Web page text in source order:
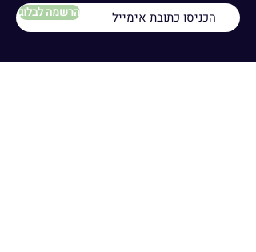
הרשמה לבלוג